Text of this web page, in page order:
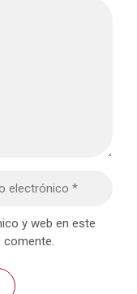
y web en este
comente.